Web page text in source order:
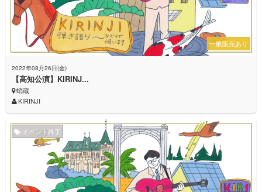
一般販売あり
2022年08月26日(金)
【高知公演】KIRINJ...
蛸蔵
KIRINJI
イベント終了